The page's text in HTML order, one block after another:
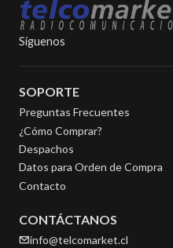
Síguenos
SOPORTE
Preguntas Frecuentes
¿Cómo Comprar?
Despachos
Datos para Orden de Compra
Contacto
CONTÁCTANOS
info@telcomarket.cl